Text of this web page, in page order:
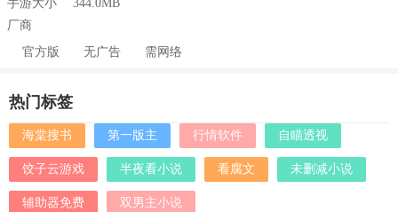
手游大小
344.0MB
厂商
官方版
无广告 需网络
热门标签
海棠搜书 第一版主 行情软件 自瞄透视
饺子云游戏 半夜看小说 看腐文 未删减小说
辅助器免费 双男主小说